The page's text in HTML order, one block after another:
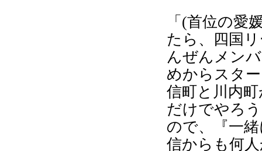
「(首位の愛
たら、四国
んぜんメン
めからスタ
信町と川内
だけでやろ
ので、『一
信からも何